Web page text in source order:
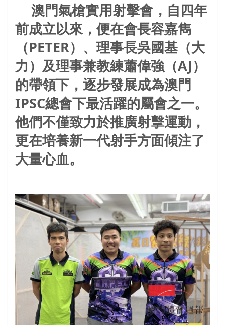
澳門氣槍實用射擊會，自四年
前成立以來，便在會長容嘉雋
（PETER）、理事長吳國基（大
力）及理事兼教練蕭偉強（AJ）
的帶領下，逐步發展成為澳門
IPSC總會下最活躍的屬會之一。
他們不僅致力於推廣射擊運動，
更在培養新一代射手方面傾注了
大量心血。